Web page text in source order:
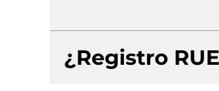
¿Registro